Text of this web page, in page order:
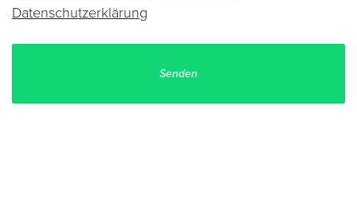
Datenschutzerklärung